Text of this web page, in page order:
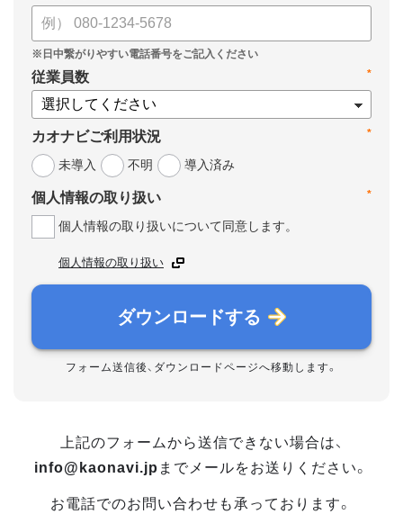
*
従業員数
*
カオナビご利用状況
未導入
不明 導入済み
*
個人情報の取り扱い
個人情報の取り扱いについて同意します。
個人情報の取り扱い
ダウンロードする
フォーム送信後、ダウンロードページへ移動します。
上記のフォームから送信できない場合は、
info@kaonavi.jp までメールをお送りください。
お電話でのお問い合わせも承っております。